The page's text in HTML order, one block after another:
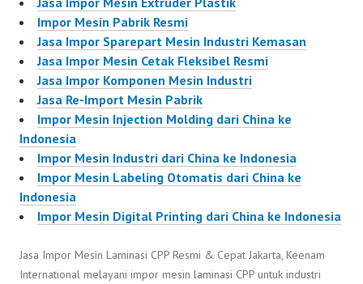
Impor Mesin Pabrik Resmi
Jasa Impor Sparepart Mesin Industri Kemasan
Jasa Impor Mesin Cetak Fleksibel Resmi
Jasa Impor Komponen Mesin Industri
Jasa Re-Import Mesin Pabrik
Impor Mesin Injection Molding dari China ke
Indonesia
Impor Mesin Industri dari China ke Indonesia
Impor Mesin Labeling Otomatis dari China ke
Indonesia
Impor Mesin Digital Printing dari China ke Indonesia
Jasa Impor Mesin Laminasi CPP Resmi & Cepat Jakarta, Keenam
International melayani impor mesin laminasi CPP untuk industri